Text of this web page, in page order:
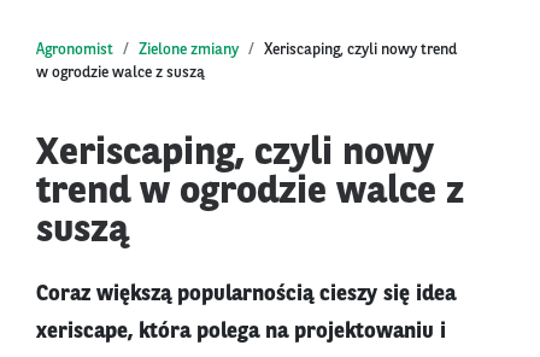
Agronomist Zielone zmiany
Xeriscaping, czyli nowy trend
w ogrodzie walce z suszą
Xeriscaping, czyli nowy
trend w ogrodzie walce z
suszą
Coraz większą popularnością cieszy się idea
xeriscape, która polega na projektowaniu i